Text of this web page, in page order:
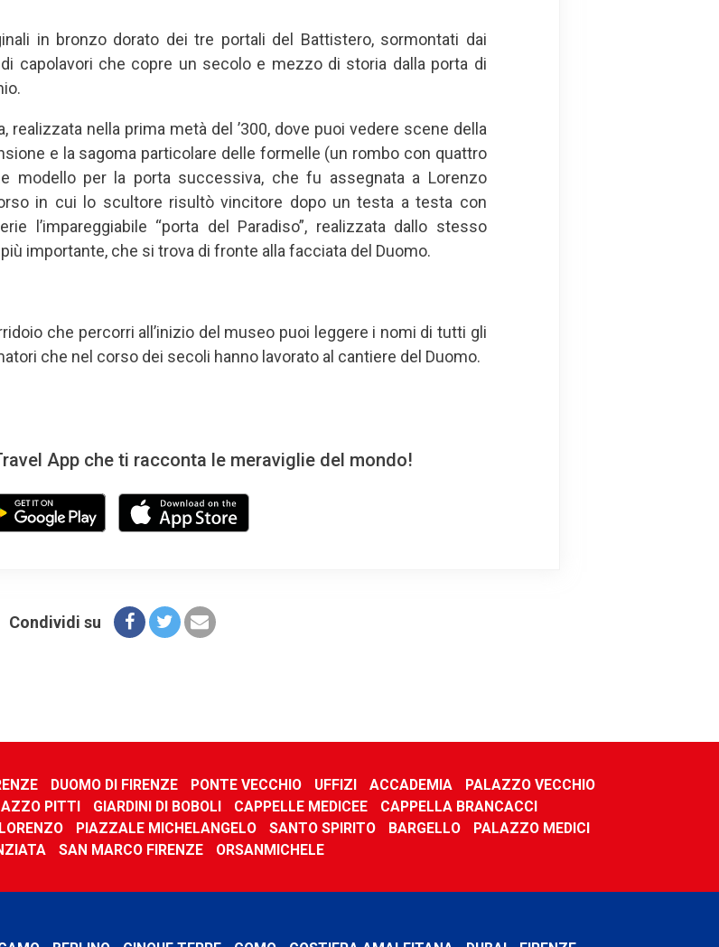
in bronzo dorato dei tre portali del Battistero, sormontati dai
capolavori che copre un secolo e mezzo di storia dalla porta di
realizzata nella prima metà del ’300, dove puoi vedere scene della
e la sagoma particolare delle formelle (un rombo con quattro
modello per la porta successiva, che fu assegnata a Lorenzo
in cui lo scultore risultò vincitore dopo un testa a testa con
l’impareggiabile “porta del Paradiso”, realizzata dallo stesso
importante, che si trova di fronte alla facciata del Duomo.
che percorri all’inizio del museo puoi leggere i nomi di tutti gli
che nel corso dei secoli hanno lavorato al cantiere del Duomo.
App che ti racconta le meraviglie del mondo!
Condividi su
DUOMO DI FIRENZE PONTE VECCHIO UFFIZI ACCADEMIA
PALAZZO VECCHIO
PITTI GIARDINI DI BOBOLI CAPPELLE MEDICEE
CAPPELLA BRANCACCI
PIAZZALE MICHELANGELO SANTO SPIRITO BARGELLO
PALAZZO MEDICI
SAN MARCO FIRENZE ORSANMICHELE